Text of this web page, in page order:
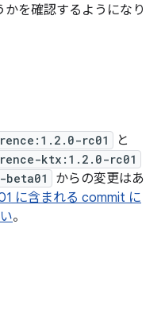
を確認するようになり
rc01 と
ktx:1.2.0-rc01
からの変更はあ
に含まれる commit に
。